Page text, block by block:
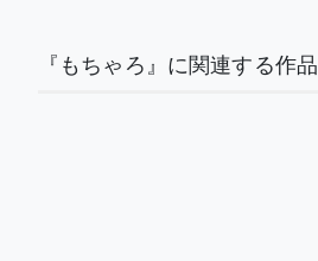
『もちゃろ』に関連する作品